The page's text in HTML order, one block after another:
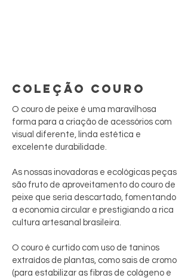
COLEÇÃO COURO
O couro de peixe é uma maravilhosa
forma para a criação de acessórios com
visual diferente, linda estética e
excelente durabilidade.
As nossas inovadoras e ecológicas peças
são fruto de aproveitamento do couro de
peixe que seria descartado, fomentando
a economia circular e prestigiando a rica
cultura artesanal brasileira.
O couro é curtido com uso de taninos
extraídos de plantas, como sais de cromo
(para estabilizar as fibras de colágeno e